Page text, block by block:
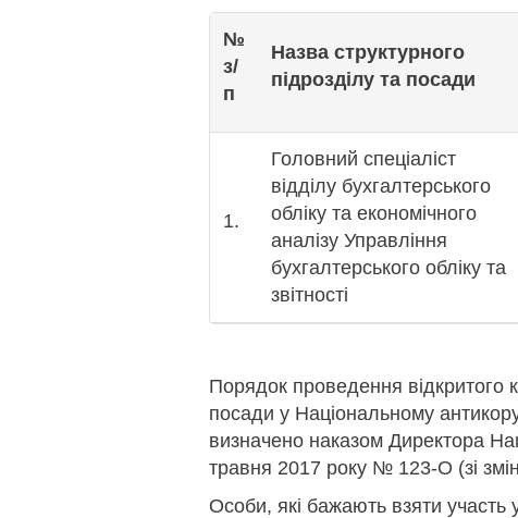
№
з/
п
Назва структурного
підрозділу та посади
1.
Головний спеціаліст
відділу бухгалтерського
обліку та економічного
аналізу Управління
бухгалтерського обліку та
звітності
Порядок проведення відкритого
посади у Національному
визначено наказом Директора
травня 2017 року № 123-О (зі
Особи, які бажають взяти участь